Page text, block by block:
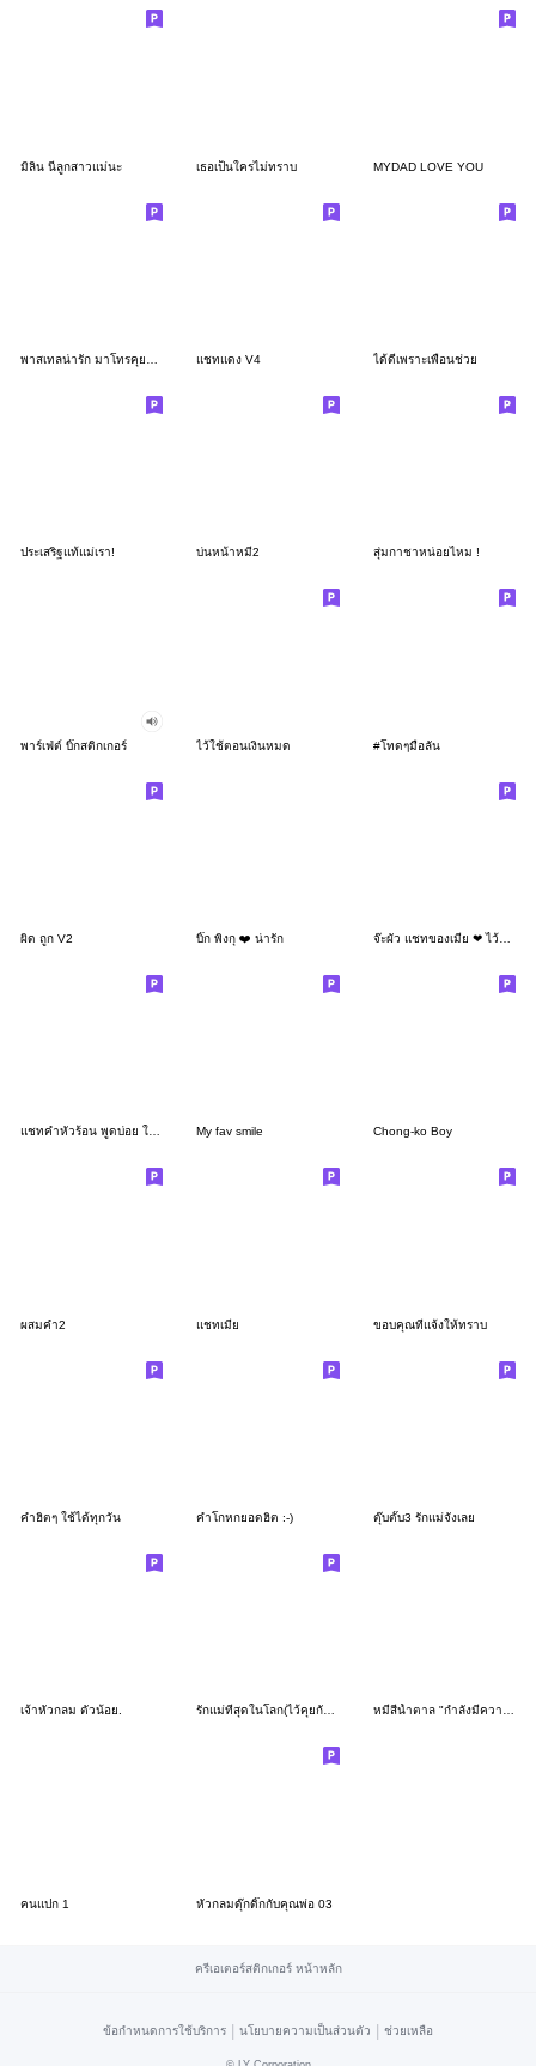
มิลิน นี่ลูกสาวแม่นะ เธอเป็นใครไม่ทราบ MYDAD LOVE YOU
แชทแดง V4 ได้ดีเพราะเพื่อนช่วย
ประเสริฐแท้แม่เรา! บ่นหน้าหมี2 สุ่มกาชาหน่อยไหม !
พาร์เฟ่ต์ บิ๊กสติกเกอร์ ไว้ใช้ตอนเงินหมด #โทดๆมือลั่น
ผิด ถูก V2 บิ๊ก พิงกุ ❤️ น่ารัก จ๊ะผัว แชทของเมีย ❤ ไว้คุยกับผัว
แชทคำหัวร้อน พูดบ่อย ใช้ประจำ My fav smile Chong-ko Boy
ผสมคำ2 แชทเมีย ขอบคุณที่แจ้งให้ทราบ
คำฮิตๆ ใช้ได้ทุกวัน คำโกหกยอดฮิต :-) ตุ๊บตั๊บ3 รักแม่จังเลย
เจ้าหัวกลม ตัวน้อย. รักแม่ที่สุดในโลก(ไว้คุยกับแม่) หมีสีน้ำตาล "กำลังมีความรัก"V.2
คนแปก 1 หัวกลมดุ๊กดิ๊กกับคุณพ่อ 03
ครีเอเตอร์สติกเกอร์ หน้าหลัก
ข้อกำหนดการใช้บริการ | นโยบายความเป็นส่วนตัว | ช่วยเหลือ